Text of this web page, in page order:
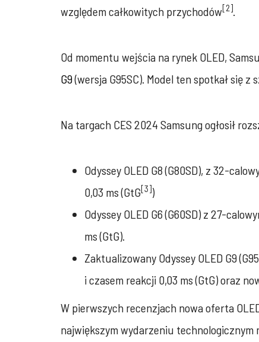
względem całkowitych przychodów[2].
Od momentu wejścia na rynek OLED,
G9(wersja G95SC). Model ten spotkał się
Na targach CES 2024 Samsung ogłosił
Odyssey OLED G8 (G80SD), z 32-
0,03 ms (GtG[3])
Odyssey OLED G6 (G60SD) z 27-
ms (GtG).
Zaktualizowany Odyssey OLED G9
i czasem reakcji 0,03 ms (GtG) oraz
W pierwszych recenzjach nowa oferta
największym wydarzeniu technologicznym